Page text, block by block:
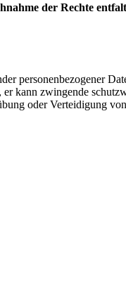
der Rechte
personenbezogener
kann zwingende
oder Verteidigung